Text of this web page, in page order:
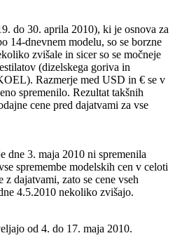
do 30. aprila 2010), ki je osnova za
14-dnevnem modelu, so se borzne
zvišale in sicer so se močneje
(dizelskega goriva in
Razmerje med USD in € se v
spremenilo. Rezultat takšnih
cene pred dajatvami za vse
dne 3. maja 2010 ni spremenila
spremembe modelskih cen v celoti
z dajatvami, zato se cene vseh
4.5.2010 nekoliko zvišajo.
od 4. do 17. maja 2010.